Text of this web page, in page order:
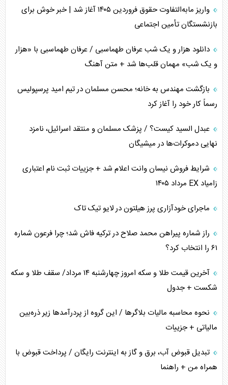
تأثیر جنگ ایران و آمریکا بر اقتصاد جهانی
اربعین، کابوس مشترک تل‌آویو-واشنگتن
برنامه هفتم توسعه در نقطه کور سیاستگذاری
کنوانسیون دریای خزر در راستای منافع ملی است؟
اوکراین بازوی مخرب آمریکا در غرب آسیا
اهمیت راهبردی اردن برای آمریکا
پیام، ظرفیت بالفعل‌نشده تجارت ایران
همسویی عربستان با سنتکام علیه متحدان ایران
ترامپ و توهم خلع سلاح حماس
واریز مابه‌التفاوت حقوق فروردین ۱۴۰۵ آغاز شد | خبر خوش برای
بازنشستگان تأمین اجتماعی
دانلود هزار و یک شب عرفان طهماسبی / عرفان طهماسبی با «هزار
و یک شب» مهمان قلب‌ها شد + متن آهنگ
بازگشت مهندس به خانه؛ محسن مسلمان در تیم امید پرسپولیس
رسماً کار خود را آغاز کرد
عبدل السید کیست؟ / پزشک مسلمان و منتقد اسرائیل، نامزد
نهایی دموکرات‌ها در میشیگان
شرایط فروش نیسان وانت اعلام شد + جزییات ثبت نام اعتباری
زامیاد EX مرداد ۱۴۰۵
ماجرای خودآزاری پرز هیلتون در لایو تیک تاک
راز شماره پیراهن محمد صلاح در ترکیه فاش شد؛ چرا فرعون شماره
۶۱ را انتخاب کرد؟
آخرین قیمت طلا و سکه امروز چهارشنبه ۱۴ مرداد/ سقف طلا و سکه
شکست + جدول
نحوه محاسبه مالیات بلاگر‌ها / این گروه از پردرآمد‌ها زیر ذره‌بین
مالیاتی + جزییات
تبدیل قبوض آب، برق و گاز به اینترنت رایگان / پرداخت قبوض با
همراه من + راهنما